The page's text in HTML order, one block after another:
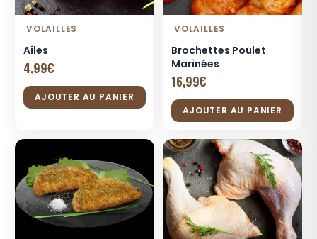
VOLAILLES
Ailes
4,99€
AJOUTER AU PANIER
VOLAILLES
Brochettes Poulet
Marinées
16,99€
AJOUTER AU PANIER